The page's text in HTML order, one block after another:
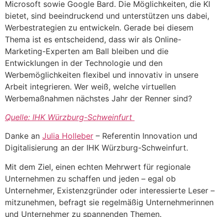
Microsoft sowie Google Bard. Die Möglichkeiten, die KI
bietet, sind beeindruckend und unterstützen uns dabei,
Werbestrategien zu entwickeln. Gerade bei diesem
Thema ist es entscheidend, dass wir als Online-
Marketing-Experten am Ball bleiben und die
Entwicklungen in der Technologie und den
Werbemöglichkeiten flexibel und innovativ in unsere
Arbeit integrieren. Wer weiß, welche virtuellen
Werbemaßnahmen nächstes Jahr der Renner sind?
Quelle: IHK Würzburg-Schweinfurt
Danke an Julia Holleber – Referentin Innovation und
Digitalisierung an der IHK Würzburg-Schweinfurt.
Mit dem Ziel, einen echten Mehrwert für regionale
Unternehmen zu schaffen und jeden – egal ob
Unternehmer, Existenzgründer oder interessierte Leser –
mitzunehmen, befragt sie regelmäßig Unternehmerinnen
und Unternehmer zu spannenden Themen.